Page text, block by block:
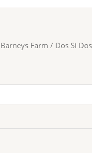
Barneys Farm / Dos Si